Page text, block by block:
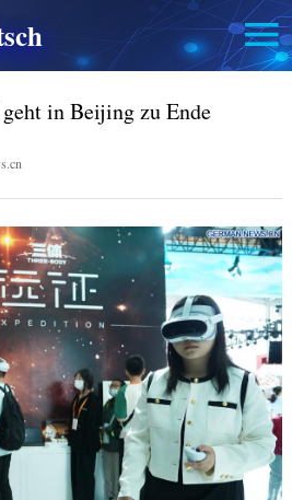
in Beijing zu Ende